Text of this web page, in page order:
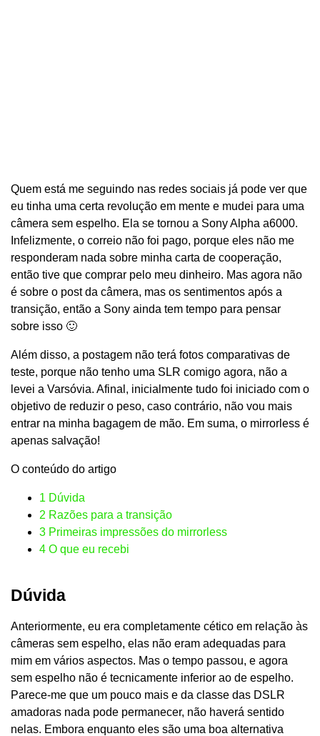
Quem está me seguindo nas redes sociais já pode ver que
eu tinha uma certa revolução em mente e mudei para uma
câmera sem espelho. Ela se tornou a Sony Alpha a6000.
Infelizmente, o correio não foi pago, porque eles não me
responderam nada sobre minha carta de cooperação,
então tive que comprar pelo meu dinheiro. Mas agora não
é sobre o post da câmera, mas os sentimentos após a
transição, então a Sony ainda tem tempo para pensar
sobre isso 🙂
Além disso, a postagem não terá fotos comparativas de
teste, porque não tenho uma SLR comigo agora, não a
levei a Varsóvia. Afinal, inicialmente tudo foi iniciado com o
objetivo de reduzir o peso, caso contrário, não vou mais
entrar na minha bagagem de mão. Em suma, o mirrorless é
apenas salvação!
O conteúdo do artigo
1 Dúvida
2 Razões para a transição
3 Primeiras impressões do mirrorless
4 O que eu recebi
Dúvida
Anteriormente, eu era completamente cético em relação às
câmeras sem espelho, elas não eram adequadas para
mim em vários aspectos. Mas o tempo passou, e agora
sem espelho não é tecnicamente inferior ao de espelho.
Parece-me que um pouco mais e da classe das DSLR
amadoras nada pode permanecer, não haverá sentido
nelas. Embora enquanto eles são uma boa alternativa